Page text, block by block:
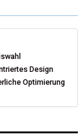
K
D
I
N
I
Design
Optimierung